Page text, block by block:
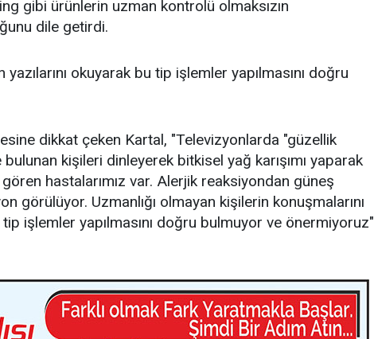
gibi ürünlerin uzman kontrolü olmaksızın
dile getirdi.
yazılarını okuyarak bu tip işlemler yapılmasını doğru
dikkat çeken Kartal, "Televizyonlarda "güzellik
bulunan kişileri dinleyerek bitkisel yağ karışımı yaparak
hastalarımız var. Alerjik reaksiyondan güneş
görülüyor. Uzmanlığı olmayan kişilerin konuşmalarını
tip işlemler yapılmasını doğru bulmuyor ve önermiyoruz"